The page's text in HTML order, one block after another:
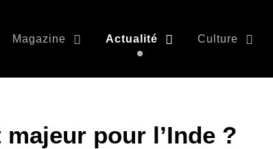
Magazine Actualité Culture
pour l’Inde ?